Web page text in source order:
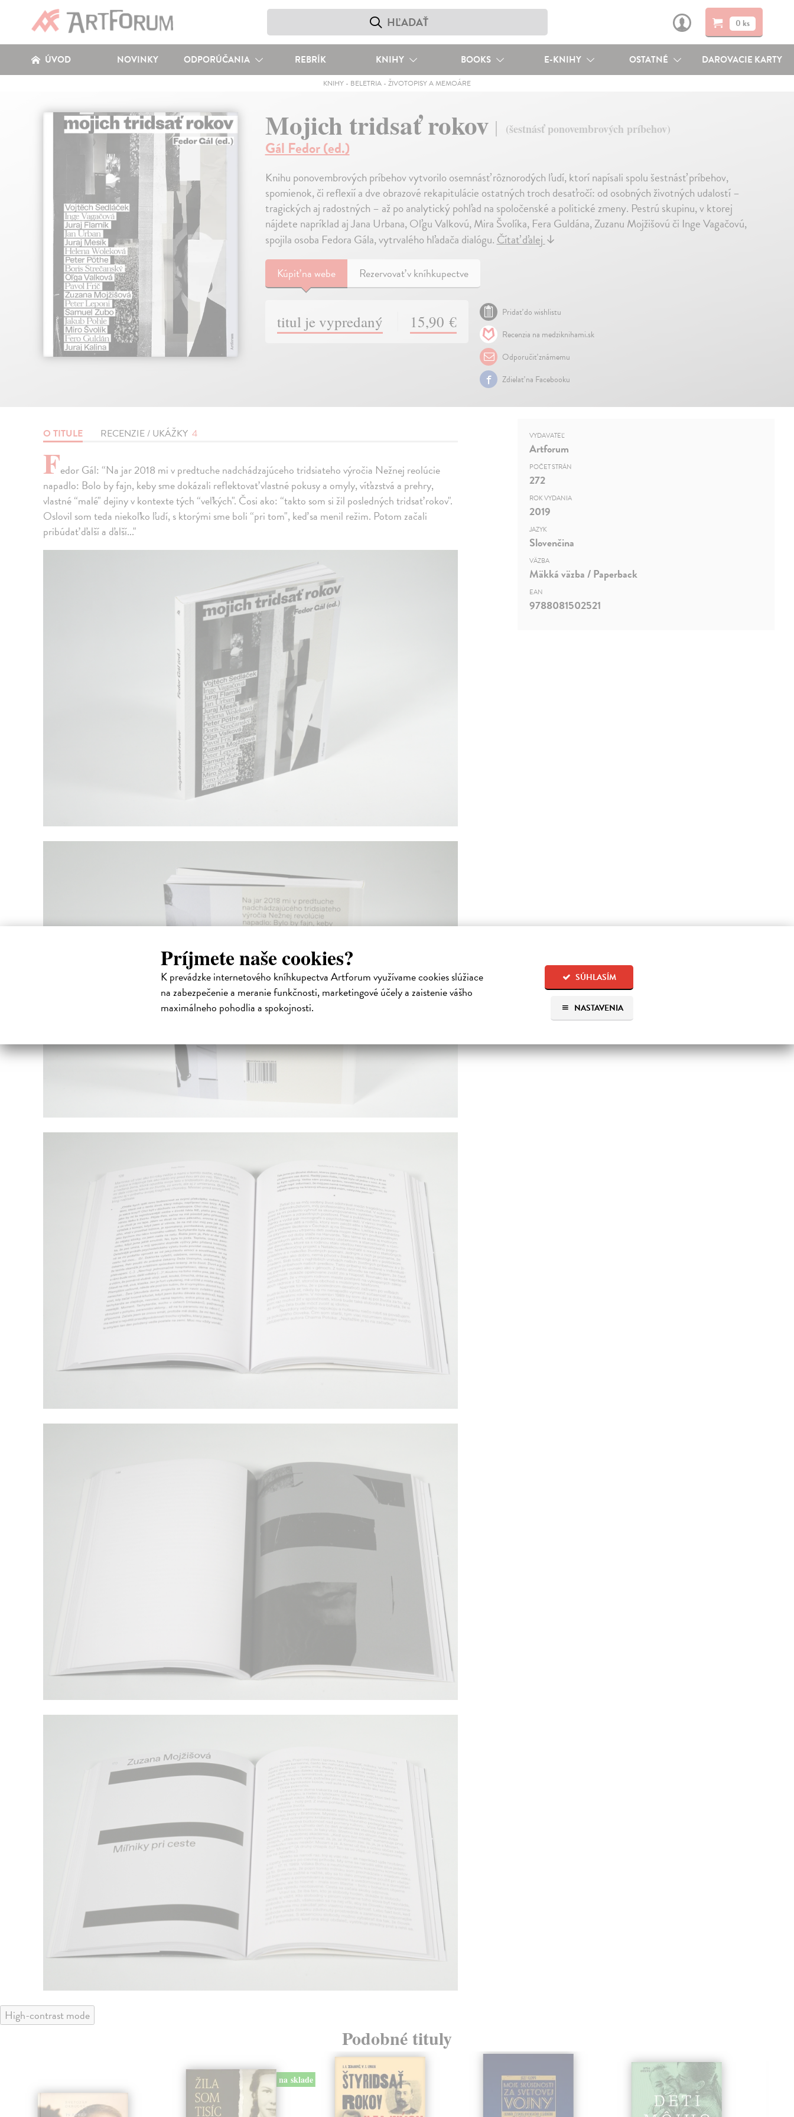
Príjmete naše cookies?
K prevádzke internetového kníhkupectva Artforum využívame cookies slúžiace
na zabezpečenie a meranie funkčnosti, marketingové účely a zaistenie vášho
maximálneho pohodlia a spokojnosti.
SÚHLASÍM
NASTAVENIA
0 ks
ÚVOD NOVINKY ODPORÚČANIA REBRÍK KNIHY BOOKS E-KNIHY OSTATNÉ DAROVACIE KARTY
KNIHY- BELETRIA- ŽIVOTOPISY A MEMOÁRE
Mojich tridsať rokov (šestnásť ponovembrových príbehov)
Gál Fedor (ed.)
Knihu ponovembrových príbehov vytvorilo osemnásť rôznorodých ľudí, ktorí napísali spolu šestnásť príbehov,
spomienok, či reflexií a dve obrazové rekapitulácie ostatných troch desaťročí: od osobných životných udalostí –
tragických aj radostných – až po analytický pohľad na spoločenské a politické zmeny. Pestrú skupinu, v ktorej
nájdete napríklad aj Jana Urbana, Oľgu Valkovú, Mira Švolíka, Fera Guldána, Zuzanu Mojžišovú či Inge Vagačovú,
spojila osoba Fedora Gála, vytrvalého hľadača dialógu.Čítať ďalej↓
Kúpiťna webe Rezervovať v kníhkupectve
titul je vypredaný 15,90 €
Pridať do wishlistu
Recenzia na medziknihami.sk
Odporučiť známemu
Zdielať na Facebooku
O TITULE RECENZIE / UKÁŽKY 4
Fedor Gál: “Na jar 2018 mi v predtuche nadchádzajúceho tridsiateho výročia Nežnej reolúcie
napadlo: Bolo by fajn, keby sme dokázali reflektovať vlastné pokusy a omyly, víťazstvá a prehry,
vlastné “malé" dejiny v kontexte tých “veľkých". Čosi ako: “takto som si žil posledných tridsať rokov".
Oslovil som teda niekoľko ľudí, s ktorými sme boli “pri tom", keď sa menil režim. Potom začali
pribúdať ďalší a ďalší..."
VYDAVATEĽ
Artforum
POČET STRÁN
272
ROK VYDANIA
2019
JAZYK
Slovenčina
VÄZBA
Mäkká väzba / Paperback
EAN
9788081502521
High-contrast mode
Podobné tituly
na sklade